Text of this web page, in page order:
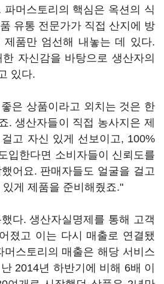
머스토리의 핵심은 옥션의 식
유통 전문가가 직접 산지에 방
제품만 엄선해 내놓는 데 있다.
자신감을 바탕으로 생산자의
있다.
은 상품이라고 외치는 것은 한
. 생산자들이 직접 농사지은 제
고 자신 있게 선보이고, 100%
입한다면 소비자들이 신뢰도를
어요. 판매자들도 얼굴을 걸고
게 제품을 준비해줬죠."
다. 생산자실명제를 통해 고객
졌고 이는 다시 매출로 연결됐
머스토리의 매출은 해당 서비스
2014년 하반기에 비해 6배 이